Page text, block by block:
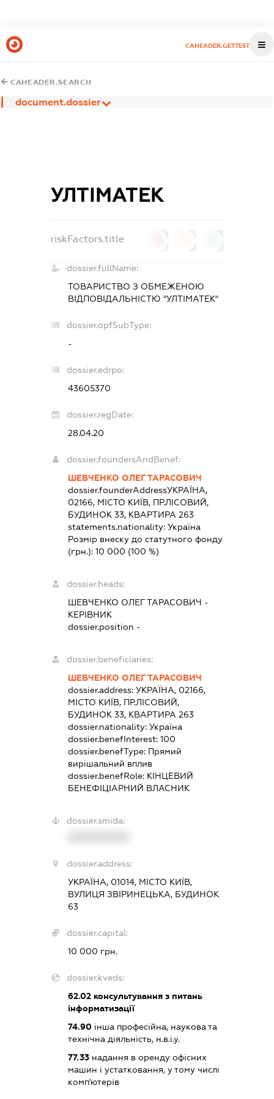
CAHEADER.GETTEST
CAHEADER.SEARCH
document.dossier
УЛТІМАТЕК
riskFactors.title
dossier.fullName:
ТОВАРИСТВО З ОБМЕЖЕНОЮ
ВІДПОВІДАЛЬНІСТЮ "УЛТІМАТЕК"
dossier.opfSubType:
-
dossier.edrpo:
43605370
dossier.regDate:
28.04.20
dossier.foundersAndBenef:
ШЕВЧЕНКО ОЛЕГ ТАРАСОВИЧ
dossier.founderAddressУКРАЇНА,
02166, МІСТО КИЇВ, ПР.ЛІСОВИЙ,
БУДИНОК 33, КВАРТИРА 263
statements.nationality: Україна
Розмір внеску до статутного фонду
(грн.): 10 000 (100 %)
dossier.heads:
ШЕВЧЕНКО ОЛЕГ ТАРАСОВИЧ -
КЕРІВНИК
dossier.position -
dossier.beneficiaries:
ШЕВЧЕНКО ОЛЕГ ТАРАСОВИЧ
dossier.address: УКРАЇНА, 02166,
МІСТО КИЇВ, ПР.ЛІСОВИЙ,
БУДИНОК 33, КВАРТИРА 263
dossier.nationality: Україна
dossier.benefInterest: 100
dossier.benefType: Прямий
вирішальний вплив
dossier.benefRole: КІНЦЕВИЙ
БЕНЕФІЦІАРНИЙ ВЛАСНИК
dossier.smida:
dossier.address:
УКРАЇНА, 01014, МІСТО КИЇВ,
ВУЛИЦЯ ЗВІРИНЕЦЬКА, БУДИНОК
63
dossier.capital:
10 000 грн.
dossier.kveds:
62.02консультування з питань
інформатизації
74.90інша професійна, наукова та
технічна діяльність, н.в.і.у.
77.33надання в оренду офісних
машин і устатковання, у тому числі
комп'ютерів